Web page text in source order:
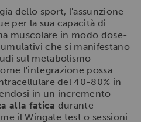
dello sport, l'assunzione
per la sua capacità di
muscolare in modo dose-
che si manifestano
sul metabolismo
l'integrazione possa
del 40-80% in
in un incremento
alla fatica durante
il Wingate test o sessioni